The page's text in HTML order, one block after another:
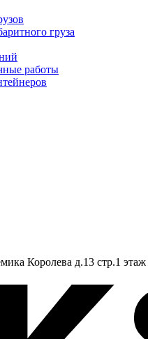
груза
работы
Королева д.13 стр.1